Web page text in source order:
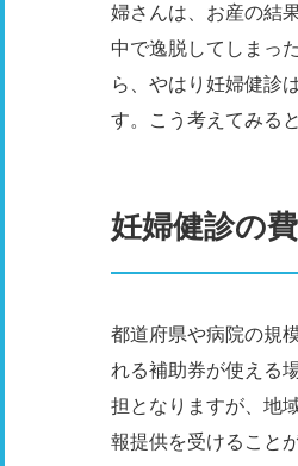
婦さんは、お産の結
中で逸脱してしまっ
ら、やはり妊婦健診
す。こう考えてみる
妊婦健診の
都道府県や病院の規
れる補助券が使える
担となりますが、地
報提供を受けること